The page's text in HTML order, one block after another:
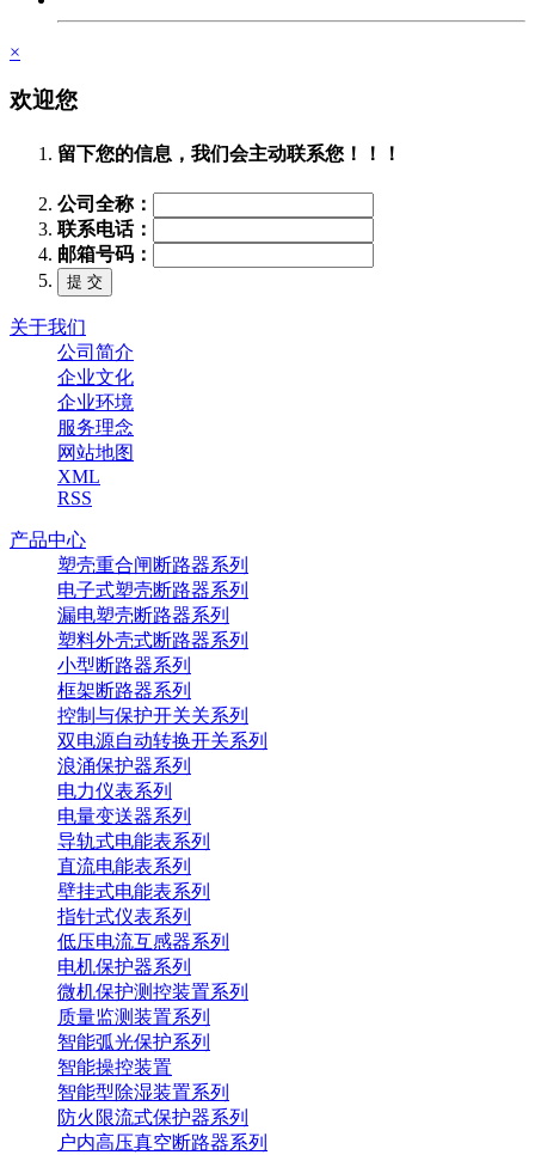
×
欢迎您
留下您的信息，我们会主动联系您！！！
公司全称：
联系电话：
邮箱号码：
关于我们
公司简介
企业文化
企业环境
服务理念
网站地图
XML
RSS
产品中心
塑壳重合闸断路器系列
电子式塑壳断路器系列
漏电塑壳断路器系列
塑料外壳式断路器系列
小型断路器系列
框架断路器系列
控制与保护开关关系列
双电源自动转换开关系列
浪涌保护器系列
电力仪表系列
电量变送器系列
导轨式电能表系列
直流电能表系列
壁挂式电能表系列
指针式仪表系列
低压电流互感器系列
电机保护器系列
微机保护测控装置系列
质量监测装置系列
智能弧光保护系列
智能操控装置
智能型除湿装置系列
防火限流式保护器系列
户内高压真空断路器系列